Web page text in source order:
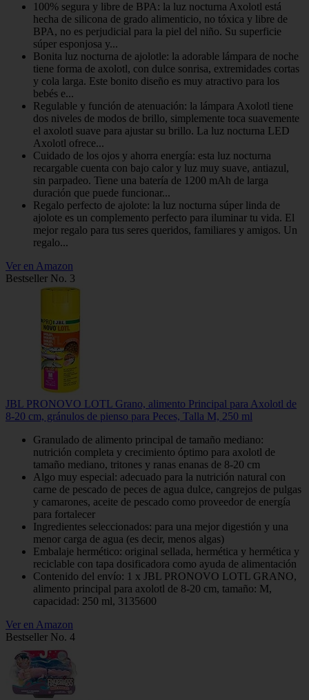
100% segura y libre de BPA: la luz nocturna Axolotl está
hecha de silicona de grado alimenticio, no tóxica y libre de
BPA, no es perjudicial para la piel del niño. Su superficie
súper esponjosa y...
Bonita luz nocturna de ajolotle: la adorable lámpara de noche
tiene forma de axolotl, con dulce sonrisa, extremidades cortas
y cola larga. Este bonito diseño es muy atractivo para los
bebés e...
Regulable y función de atenuación: la lámpara Axolotl tiene
dos niveles de modos de brillo, simplemente toca suavemente
el axolotl suave para ajustar su brillo. La luz nocturna LED
Axolotl ofrece...
Cuidado de los ojos y ahorra energía: esta luz nocturna
recargable cuenta con bajo calor y luz muy suave, antiazul,
sin parpadeo. Tiene una batería de 1200 mAh de larga
duración que puede funcionar...
Regalo perfecto de ajolote: la luz nocturna súper linda de
ajolote es un complemento perfecto para iluminar tu vida. El
mejor regalo para tus seres queridos, familiares y amigos. Un
regalo...
Ver en Amazon
Bestseller No. 3
JBL PRONOVO LOTL Grano, alimento Principal para Axolotl de
8-20 cm, gránulos de pienso para Peces, Talla M, 250 ml
Granulado de alimento principal de tamaño mediano:
nutrición completa y crecimiento óptimo para axolotl de
tamaño mediano, tritones y ranas enanas de 8-20 cm
Algo muy especial: adecuado para la nutrición natural con
carne de pescado de peces de agua dulce, cangrejos de pulgas
y camarones, aceite de pescado como proveedor de energía
para fortalecer
Ingredientes seleccionados: para una mejor digestión y una
menor carga de agua (es decir, menos algas)
Embalaje hermético: original sellada, hermética y hermética y
reciclable con tapa dosificadora como ayuda de alimentación
Contenido del envío: 1 x JBL PRONOVO LOTL GRANO,
alimento principal para axolotl de 8-20 cm, tamaño: M,
capacidad: 250 ml, 3135600
Ver en Amazon
Bestseller No. 4